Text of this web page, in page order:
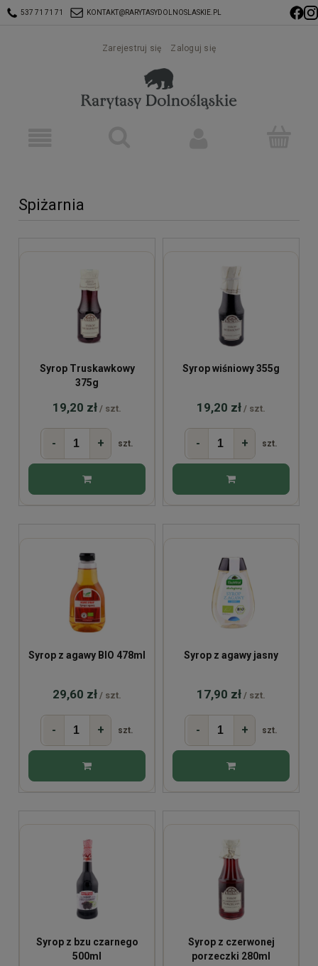
537 71 71 71 KONTAKT@RARYTASYDOLNOSLASKIE.PL
Zarejestruj się Zaloguj się
Spiżarnia
Syrop Truskawkowy
375g
19,20 zł / szt.
- + szt.
Syrop wiśniowy 355g
19,20 zł / szt.
- + szt.
Syrop z agawy BIO 478ml
29,60 zł / szt.
- + szt.
Syrop z agawy jasny
17,90 zł / szt.
- + szt.
Syrop z bzu czarnego
500ml
Syrop z czerwonej
porzeczki 280ml